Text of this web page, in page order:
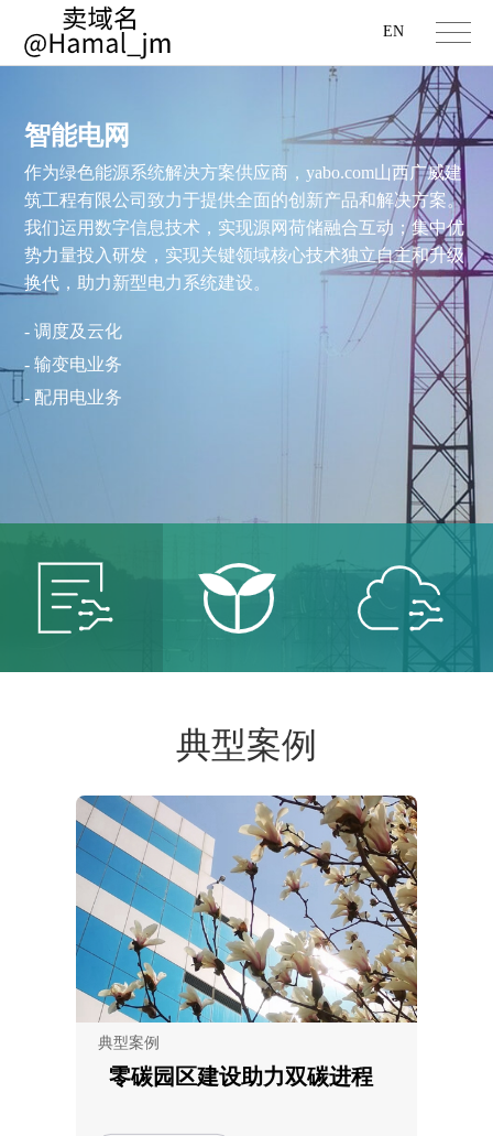
EN
智能电网
作为绿色能源系统解决方案供应商，yabo.com山西广威建
筑工程有限公司致力于提供全面的创新产品和解决方案。
我们运用数字信息技术，实现源网荷储融合互动；集中优
势力量投入研发，实现关键领域核心技术独立自主和升级
换代，助力新型电力系统建设。
- 调度及云化
- 输变电业务
- 配用电业务
服务智
能电网
共创低
碳未来
智慧
保卫青
山绿水
共建美
丽中国
建设智
慧城市
共享智
能生活
典型案例
典型案例
零碳园区建设助力双碳进程